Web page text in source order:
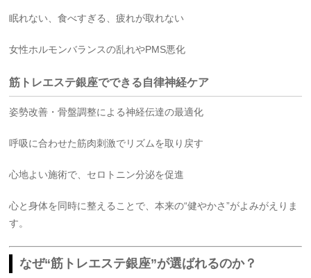
眠れない、食べすぎる、疲れが取れない
女性ホルモンバランスの乱れやPMS悪化
筋トレエステ銀座でできる自律神経ケア
姿勢改善・骨盤調整による神経伝達の最適化
呼吸に合わせた筋肉刺激でリズムを取り戻す
心地よい施術で、セロトニン分泌を促進
心と身体を同時に整えることで、本来の“健やかさ”がよみがえりま
す。
なぜ“筋トレエステ銀座”が選ばれるのか？